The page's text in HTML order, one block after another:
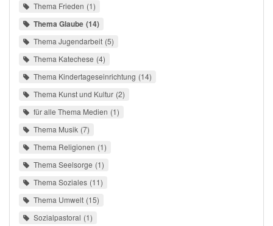
Thema Frieden 1
Thema Glaube 14
Thema Jugendarbeit 5
Thema Katechese 4
Thema Kindertageseinrichtung 14
Thema Kunst und Kultur 2
für alle Thema Medien 1
Thema Musik 7
Thema Religionen 1
Thema Seelsorge 1
Thema Soziales 11
Thema Umwelt 15
Sozialpastoral 1